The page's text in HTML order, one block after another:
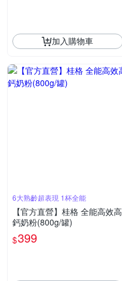
加入購物車
6大熟齡超表現 1杯全能
【官方直營】桂格 全能高效高
鈣奶粉(800g/罐)
$399